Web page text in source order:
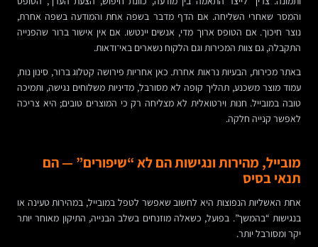
והמסר שאחרי השליחה. אם הדף מדבר בשפה אחת והמודעה בשפה אחרת,
נוצר חיכוך. אם הטופס ארוך מדי, אנשים יינטשו. אם אין אישור ברור שהפנייה
התקבלה, גם צוות המכירות וגם הלקוח נשארים באי־ודאות.
באתר מכירות, הבעיות נראות אחרת. כאן אחריות פירושה קטלוג ברור, סינון נוח,
עמוד מוצר משכנע, תהליך קופה לא מסורבל, מדיניות משלוחים נגישה, ותמיכה
טובה במובייל. חנות וירטואלית לא מצליחה רק כי המוצרים טובים; היא צריכה
לאפשר קנייה חלקה.
מובייל, מהירות ונגישות הם לא “שיפורים” — הם
תנאי בסיס
אחת האשליות הנפוצות היא לחשוב שאפשר לטפל במובייל, במהירות טעינה או
בנגישות “בהמשך”. בפועל, כשאלה מוזנחים בשלב הבנייה, התיקון מאוחר יותר
יקר ומסורבל יותר.